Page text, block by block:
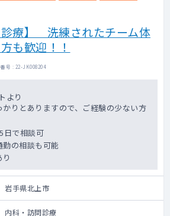
診療】 洗練されたチーム体
も歓迎！！
号 : 22-JK008204
より
りとありますので、ご経験の少ない方
日で相談可
の相談も可能
岩手県北上市
内科・訪問診療